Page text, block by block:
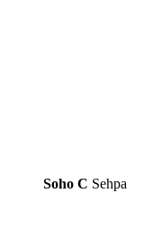
Soho C Sehpa